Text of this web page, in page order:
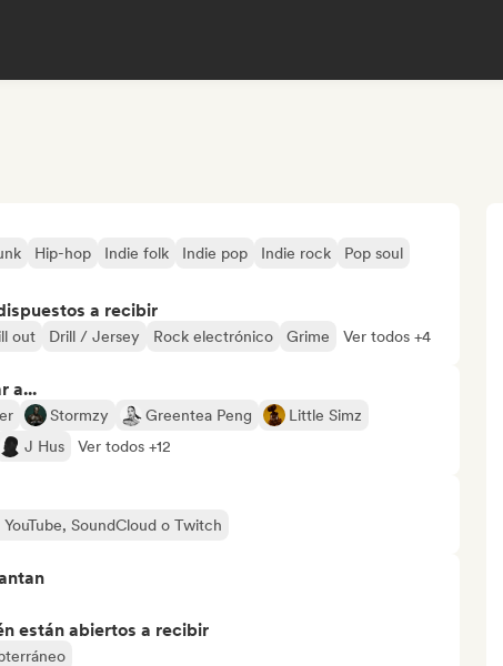
Hip-hop Indie folk Indie pop Indie rock
Pop soul
a recibir
out Drill / Jersey Rock electrónico Grime Ver todos +4
a...
Stormzy Greentea Peng
Little Simz
J Hus Ver todos +12
SoundCloud o Twitch
están abiertos a recibir